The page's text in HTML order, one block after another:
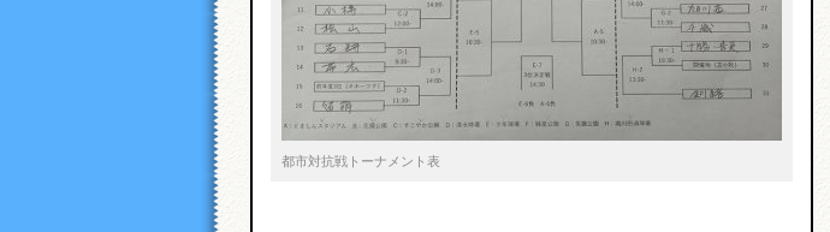
都市対抗戦トーナメント表